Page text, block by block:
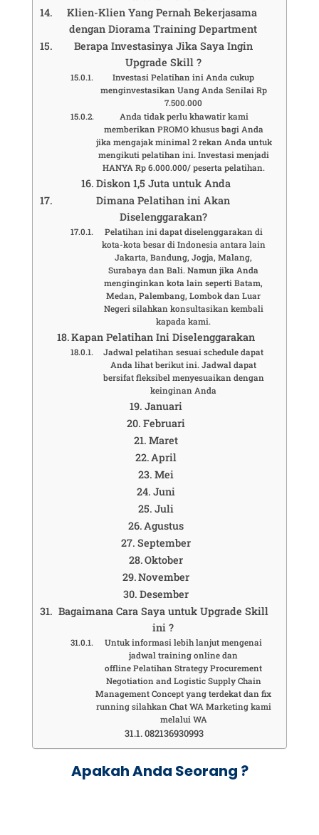
Klien-Klien Yang Pernah Bekerjasama
dengan Diorama Training Department
Berapa Investasinya Jika Saya Ingin
Upgrade Skill ?
Investasi Pelatihan ini Anda cukup
menginvestasikan Uang Anda Senilai Rp
7.500.000
Anda tidak perlu khawatir kami
memberikan PROMO khusus bagi Anda
jika mengajak minimal 2 rekan Anda untuk
mengikuti pelatihan ini. Investasi menjadi
HANYA Rp 6.000.000/ peserta pelatihan.
Diskon 1,5 Juta untuk Anda
Dimana Pelatihan ini Akan
Diselenggarakan?
Pelatihan ini dapat diselenggarakan di
kota-kota besar di Indonesia antara lain
Jakarta, Bandung, Jogja, Malang,
Surabaya dan Bali. Namun jika Anda
menginginkan kota lain seperti Batam,
Medan, Palembang, Lombok dan Luar
Negeri silahkan konsultasikan kembali
kapada kami.
Kapan Pelatihan Ini Diselenggarakan
Jadwal pelatihan sesuai schedule dapat
Anda lihat berikut ini. Jadwal dapat
bersifat fleksibel menyesuaikan dengan
keinginan Anda
Januari
Februari
Maret
April
Mei
Juni
Juli
Agustus
September
Oktober
November
Desember
Bagaimana Cara Saya untuk Upgrade Skill
ini ?
Untuk informasi lebih lanjut mengenai
jadwal training online dan
offline Pelatihan Strategy Procurement
Negotiation and Logistic Supply Chain
Management Concept yang terdekat dan fix
running silahkan Chat WA Marketing kami
melalui WA
082136930993
Apakah Anda Seorang ?